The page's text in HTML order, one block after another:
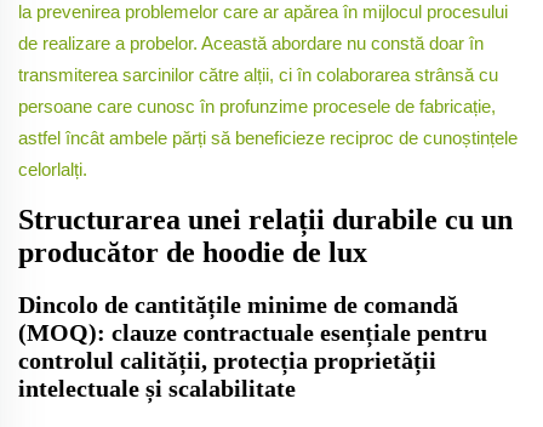
la prevenirea problemelor care ar apărea în mijlocul procesului
de realizare a probelor. Această abordare nu constă doar în
transmiterea sarcinilor către alții, ci în colaborarea strânsă cu
persoane care cunosc în profunzime procesele de fabricație,
astfel încât ambele părți să beneficieze reciproc de cunoștințele
celorlalți.
Structurarea unei relații durabile cu un
producător de hoodie de lux
Dincolo de cantitățile minime de comandă
(MOQ): clauze contractuale esențiale pentru
controlul calității, protecția proprietății
intelectuale și scalabilitate